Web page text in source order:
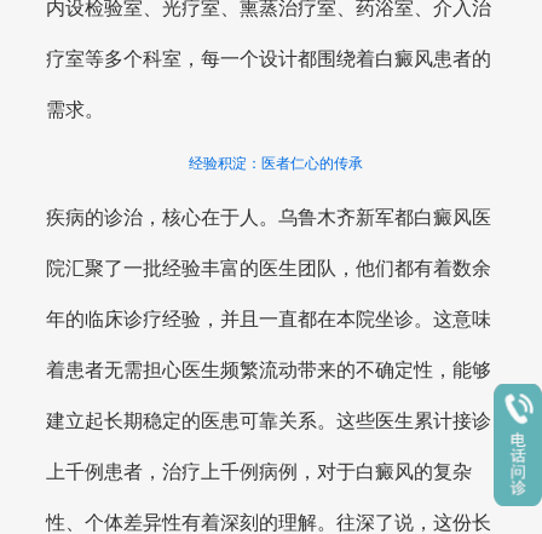
内设检验室、光疗室、熏蒸治疗室、药浴室、介入治
疗室等多个科室，每一个设计都围绕着白癜风患者的
需求。
经验积淀：医者仁心的传承
疾病的诊治，核心在于人。乌鲁木齐新军都白癜风医
院汇聚了一批经验丰富的医生团队，他们都有着数余
年的临床诊疗经验，并且一直都在本院坐诊。这意味
着患者无需担心医生频繁流动带来的不确定性，能够
建立起长期稳定的医患可靠关系。这些医生累计接诊
上千例患者，治疗上千例病例，对于白癜风的复杂
性、个体差异性有着深刻的理解。往深了说，这份长